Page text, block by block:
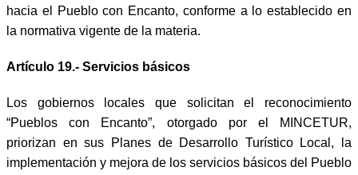
hacia el Pueblo con Encanto, conforme a lo establecido en
la normativa vigente de la materia.
Artículo 19.- Servicios básicos
Los gobiernos locales que solicitan el reconocimiento
“Pueblos con Encanto”, otorgado por el MINCETUR,
priorizan en sus Planes de Desarrollo Turístico Local, la
implementación y mejora de los servicios básicos del Pueblo